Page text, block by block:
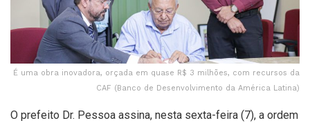
É uma obra inovadora, orçada em quase R$ 3 milhões, com recursos da
CAF (Banco de Desenvolvimento da América Latina)
O prefeito Dr. Pessoa assina, nesta sexta-feira (7), a ordem